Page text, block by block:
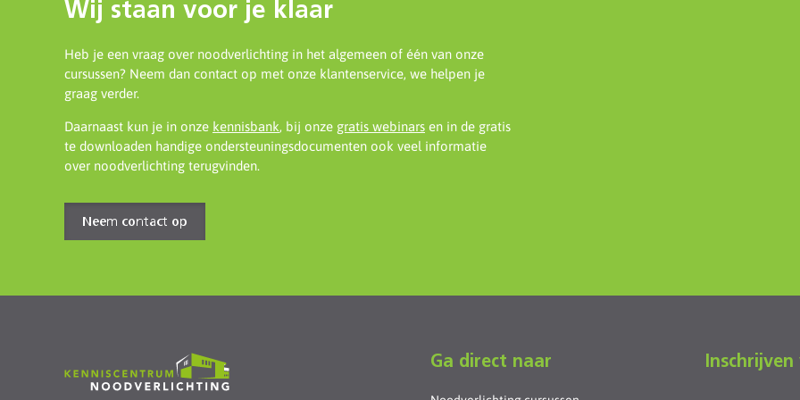
Wij staan voor je klaar
Heb je een vraag over noodverlichting in het algemeen of één van onze
cursussen? Neem dan contact op met onze klantenservice, we helpen je
graag verder.
Daarnaast kun je in onze kennisbank, bij onze gratis webinars en in de gratis
te downloaden handige ondersteuningsdocumenten ook veel informatie
over noodverlichting terugvinden.
Neem contact op
Ga direct naar